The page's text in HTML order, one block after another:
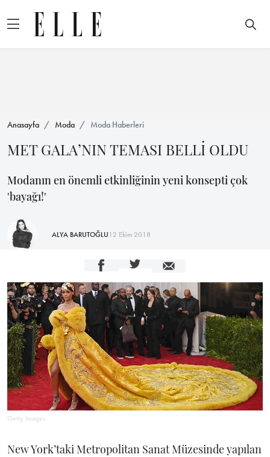
Anasayfa Moda Moda Haberleri
MET GALA’NIN TEMASI BELLİ OLDU
Modanın en önemli etkinliğinin yeni konsepti çok
'bayağı!'
ALYA BARUTOĞLU12 Ekim 2018
Getty Images
New York’taki Metropolitan Sanat Müzesinde yapılan